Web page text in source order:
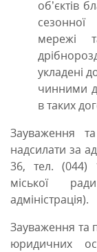
об’єктів
мережі
укладені
чинними
в таких
Зауваження
надсилати за
36, тел. (044)
міської
адміністрація).
Зауваження та
юридичних